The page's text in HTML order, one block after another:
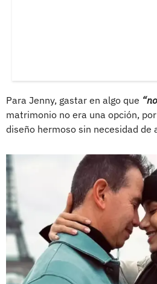
Para Jenny, gastar en algo que
matrimonio no era una opción,
diseño hermoso sin necesidad de